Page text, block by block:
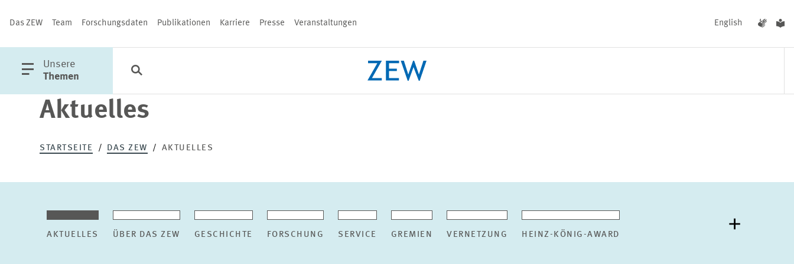
Das ZEW Team Forschungsdaten Publikationen Karriere Presse Veranstaltungen English
öffne
Hauptmenü
Unsere
Themen
Kategorien
Schließen
Aktuelles
STARTSEITE DAS ZEW AKTUELLES
AKTUELLES ÜBER DAS ZEW GESCHICHTE FORSCHUNG SERVICE GREMIEN VERNETZUNG HEINZ-KÖNIG-AWARD